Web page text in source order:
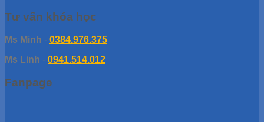
Tư vấn khóa học
Ms Minh - 0384.976.375
Ms Linh - 0941.514.012
Fanpage